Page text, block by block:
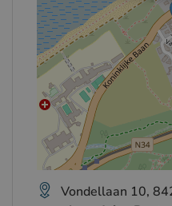
Vondellaan 10,